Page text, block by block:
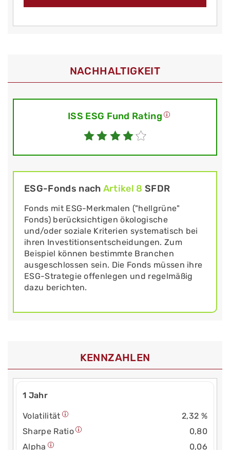
NACHHALTIGKEIT
ISS ESG Fund Rating
ESG-Fonds nach Artikel 8 SFDR
Fonds mit ESG-Merkmalen ("hellgrüne"
Fonds) berücksichtigen ökologische
und/oder soziale Kriterien systematisch bei
ihren Investitionsentscheidungen. Zum
Beispiel können bestimmte Branchen
ausgeschlossen sein. Die Fonds müssen ihre
ESG-Strategie offenlegen und regelmäßig
dazu berichten.
KENNZAHLEN
1 Jahr
Volatilität
2,32 %
Sharpe Ratio
0,80
Alpha
0,06